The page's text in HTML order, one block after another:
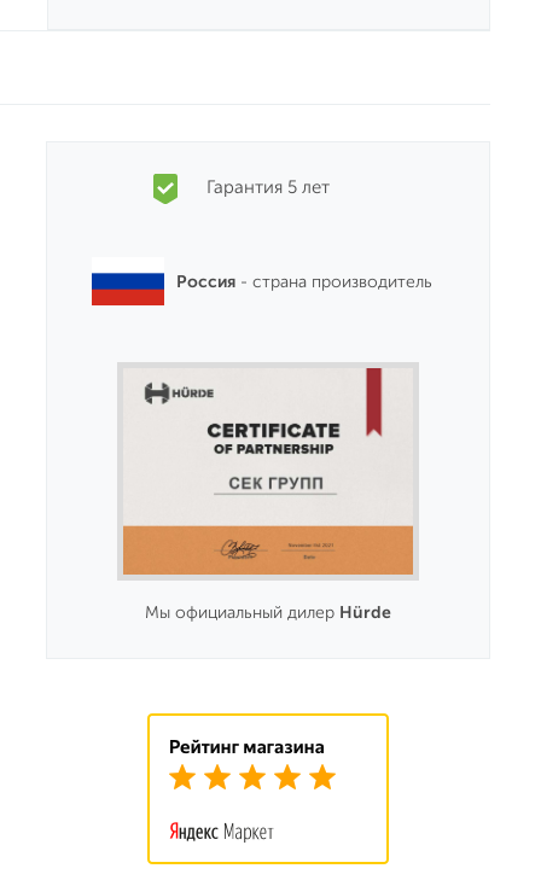
Гарантия 5 лет
Россия - страна производитель
Мы официальный дилер Hürde